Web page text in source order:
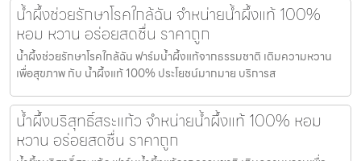
น้ำผึ้งช่วยรักษาโรคใกล้ฉัน จำหน่ายน้ำผึ้งแท้ 100%
หอม หวาน อร่อยสดชื่น ราคาถูก
น้ำผึ้งช่วยรักษาโรคใกล้ฉัน ฟาร์มน้ำผึ้งแท้จากธรรมชาติ เติมความหวาน
เพื่อสุขภาพ กับ น้ำผึ้งแท้ 100% ประโยชน์มากมาย บริการส
น้ำผึ้งบริสุทธิ์สระแก้ว จำหน่ายน้ำผึ้งแท้ 100% หอม
หวาน อร่อยสดชื่น ราคาถูก